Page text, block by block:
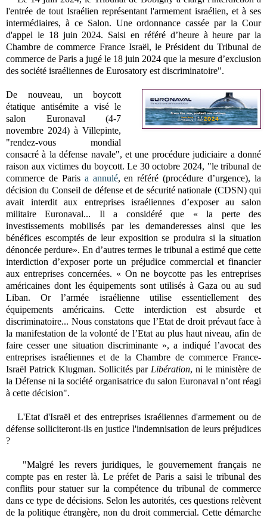
l'entrée de tout Israélien représentant l'armement israélien, et à ses
intermédiaires, à ce Salon. Une ordonnance cassée par la Cour
d'appel le 18 juin 2024. Saisien référé d’heure à heurepar la
Chambre de commerce France Israël, le Président du Tribunal de
commerce de Paris a jugé le 18 juin 2024 que la mesure d’exclusion
des société israéliennes de Eurosatory est discriminatoire".
De nouveau, un boycott
étatique antisémite a visé le
salon Euronaval (4-7
novembre 2024) à Villepinte,
"rendez-vous mondial
consacré à la défense navale", et une procédure judiciaire a donné
raison aux victimes du boycott.Le 30 octobre 2024, "le tribunal de
commerce de Paris a annulé, en référé (procédure d’urgence), la
décision du Conseil de défense et de sécurité nationale (CDSN) qui
avait interdit aux entreprises israéliennes d’exposer au salon
militaire Euronaval... Il a considéré que « la perte des
investissements mobilisés par les demanderesses ainsi que les
bénéfices escomptés de leur exposition se produira si la situation
dénoncée perdure». En d’autres termes le tribunal a estimé que cette
interdiction d’exposer porte un préjudice commercial et financier
aux entreprises concernées. « On ne boycotte pas les entreprises
américaines dont les équipements sont utilisés à Gaza ou au sud
Liban. Or l’armée israélienne utilise essentiellement des
équipements américains. Cette interdiction est absurde et
discriminatoire... Nous constatons que l’Etat de droit prévaut face à
la manifestation de la volonté de l’Etat au plus haut niveau, afin de
faire cesser une situation discriminante », a indiqué l’avocat des
entreprises israéliennes et de la Chambre de commerce France-
Israël Patrick Klugman. Sollicités par Libération, ni le ministère de
la Défense ni la société organisatrice du salon Euronaval n’ont réagi
à cette décision".
L'Etat d'Israël et des entreprises israéliennes d'armement ou de
défense solliciteront-ils en justice l'indemnisation de leurs préjudices
?
"Malgré les revers juridiques, le gouvernement français ne
compte pas en rester là. Le préfet de Paris a saisi le tribunal des
conflits pour statuer sur la compétence du tribunal de commerce
dans ce type de décisions. Selon les autorités, ces questions relèvent
de la politique étrangère, non du droit commercial. Cette démarche